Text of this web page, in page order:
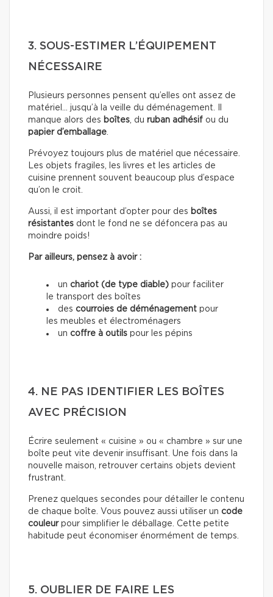
3. SOUS-ESTIMER L’ÉQUIPEMENT
NÉCESSAIRE
Plusieurs personnes pensent qu’elles ont assez de
matériel… jusqu’à la veille du déménagement. Il
manque alors des boîtes, du ruban adhésif ou du
papier d’emballage.
Prévoyez toujours plus de matériel que nécessaire.
Les objets fragiles, les livres et les articles de
cuisine prennent souvent beaucoup plus d’espace
qu’on le croit.
Aussi, il est important d’opter pour des boîtes
résistantes dont le fond ne se défoncera pas au
moindre poids!
Par ailleurs, pensez à avoir :
un chariot (de type diable) pour faciliter
le transport des boîtes
des courroies de déménagement pour
les meubles et électroménagers
un coffre à outils pour les pépins
4. NE PAS IDENTIFIER LES BOÎTES
AVEC PRÉCISION
Écrire seulement « cuisine » ou « chambre » sur une
boîte peut vite devenir insuffisant. Une fois dans la
nouvelle maison, retrouver certains objets devient
frustrant.
Prenez quelques secondes pour détailler le contenu
de chaque boîte. Vous pouvez aussi utiliser un code
couleurpour simplifier le déballage. Cette petite
habitude peut économiser énormément de temps.
5. OUBLIER DE FAIRE LES